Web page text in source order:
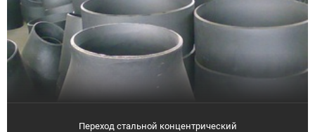
Переход стальной концентрический